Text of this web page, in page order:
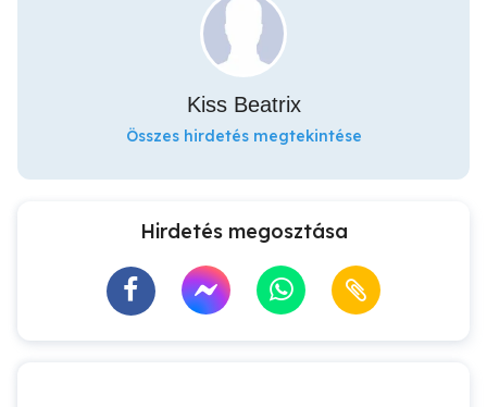
Kiss Beatrix
Összes hirdetés megtekintése
Hirdetés megosztása